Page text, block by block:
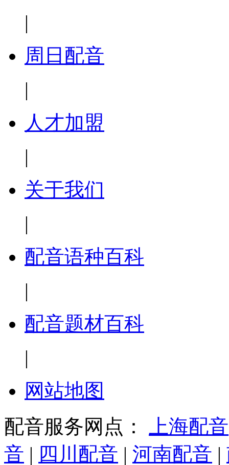
|
周日配音
|
人才加盟
|
关于我们
|
配音语种百科
|
配音题材百科
|
网站地图
配音服务网点：
上海配音
音 | 四川配音 | 河南配音 |